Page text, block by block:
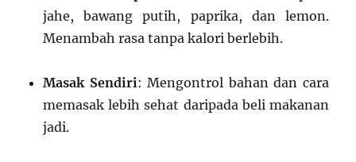
jahe, bawang putih, paprika, dan lemon.
Menambah rasa tanpa kalori berlebih.
Masak Sendiri: Mengontrol bahan dan cara
memasak lebih sehat daripada beli makanan
jadi.